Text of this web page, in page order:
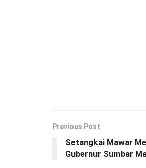
Previous Post
Setangkai Mawar
Gubernur Sumbar